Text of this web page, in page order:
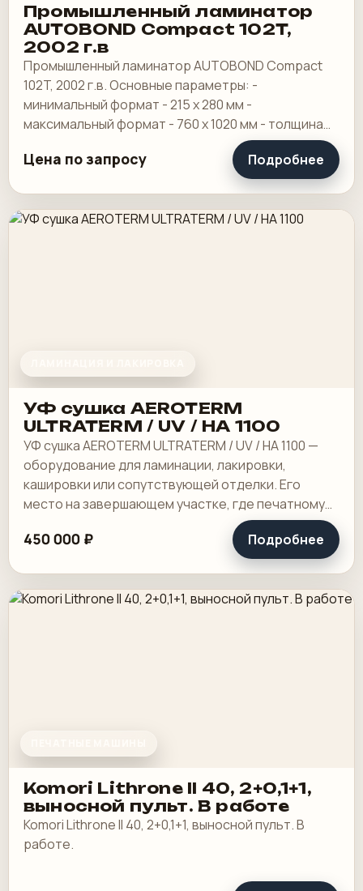
Промышленный ламинатор
AUTOBOND Compact 102T,
2002 г.в
Промышленный ламинатор AUTOBOND Compact
102T, 2002 г.в. Основные параметры: -
минимальный формат - 215 х 280 мм -
максимальный формат - 760 х 1020 мм - толщина
пленки - от 20 до 150 мкр - диапазон плотностей
бумаги и.
Цена по запросу Подробнее
УФ сушка AEROTERM
ULTRATERM / UV / HA 1100
УФ сушка AEROTERM ULTRATERM / UV / HA 1100 —
оборудование для ламинации, лакировки,
кашировки или сопутствующей отделки. Его
место на завершающем участке, где печатному
листу или картону нужно придать жесткость,
защиту.
450 000 ₽ Подробнее
Komori Lithrone II 40, 2+0,1+1,
выносной пульт. В работе
Komori Lithrone II 40, 2+0,1+1, выносной пульт. В
работе.